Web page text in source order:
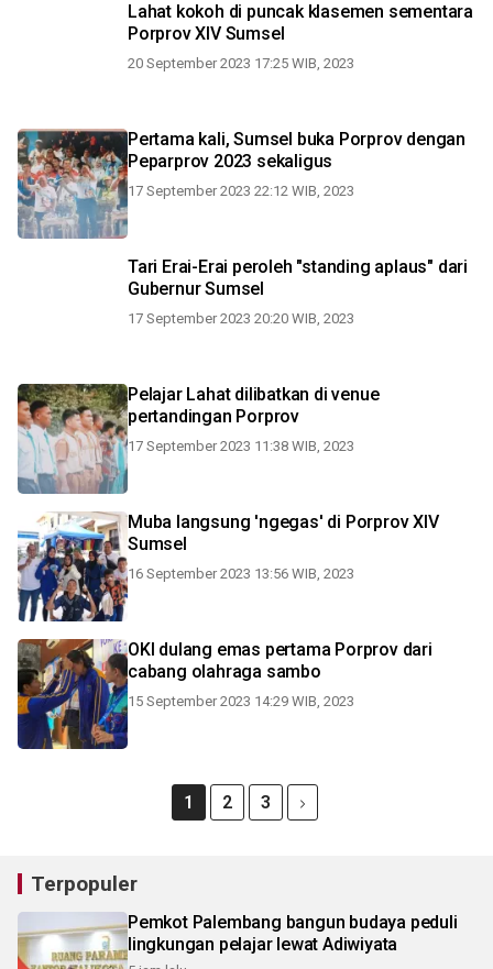
Lahat kokoh di puncak klasemen sementara
Porprov XIV Sumsel
20 September 2023 17:25 WIB, 2023
Pertama kali, Sumsel buka Porprov dengan
Peparprov 2023 sekaligus
17 September 2023 22:12 WIB, 2023
Tari Erai-Erai peroleh "standing aplaus" dari
Gubernur Sumsel
17 September 2023 20:20 WIB, 2023
Pelajar Lahat dilibatkan di venue
pertandingan Porprov
17 September 2023 11:38 WIB, 2023
Muba langsung 'ngegas' di Porprov XIV
Sumsel
16 September 2023 13:56 WIB, 2023
OKI dulang emas pertama Porprov dari
cabang olahraga sambo
15 September 2023 14:29 WIB, 2023
1 2 3
Terpopuler
Pemkot Palembang bangun budaya peduli
lingkungan pelajar lewat Adiwiyata